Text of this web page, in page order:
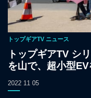
トップギアTV ニュース
トップギアTV シ
を山で、超小型
2022 11 05